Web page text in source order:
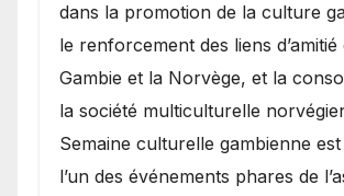
dans la promotion de la culture
le renforcement des liens
Gambie et la Norvège, et la
la société multiculturelle
Semaine culturelle gambienne
l’un des événements phares de